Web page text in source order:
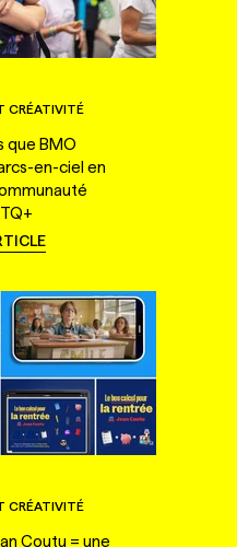
CRÉATIVITÉ
que BMO
en-ciel en
CRÉATIVITÉ
Coutu = une